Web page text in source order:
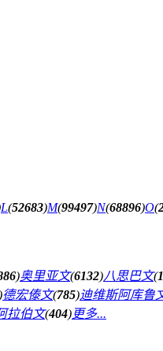
L(52683)M(99497)N(68896)O(
)奥里亚文(6132)八思巴文(
)德宏傣文(785)迪维斯阿库鲁
拉伯文(404)更多...